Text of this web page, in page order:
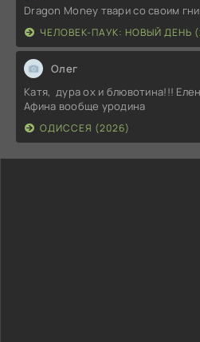
Dragon Money твари со своим
ЧЕЛОВЕК-ПАУК: НОВЫЙ ДЕНЬ
Олег
Катя, дура ох и блювотина!!!
Афина вообще уродина
ОДИССЕЯ (2026)